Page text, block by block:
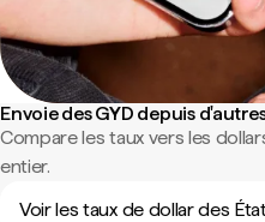
Envoie des GYD depuis
Compare les taux vers les
entier.
Voir les taux de dollar des